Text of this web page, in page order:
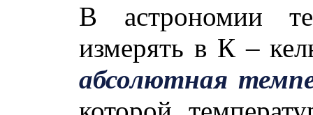
В астрономии
измерять в К –
абсолютная